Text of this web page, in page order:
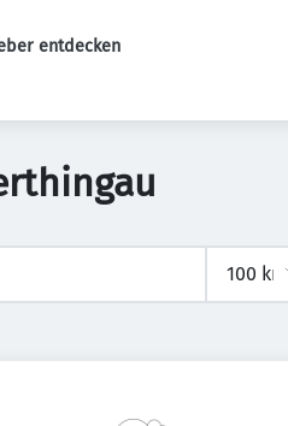
entdecken